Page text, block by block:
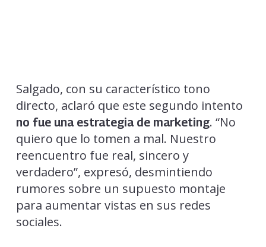
Salgado, con su característico tono
directo, aclaró que este segundo intento
no fue una estrategia de marketing. “No
quiero que lo tomen a mal. Nuestro
reencuentro fue real, sincero y
verdadero”, expresó, desmintiendo
rumores sobre un supuesto montaje
para aumentar vistas en sus redes
sociales.